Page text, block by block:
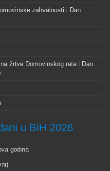
zahvalnosti i Dan
žrtve Domovinskog rata i Dan
u BiH 2026
godina